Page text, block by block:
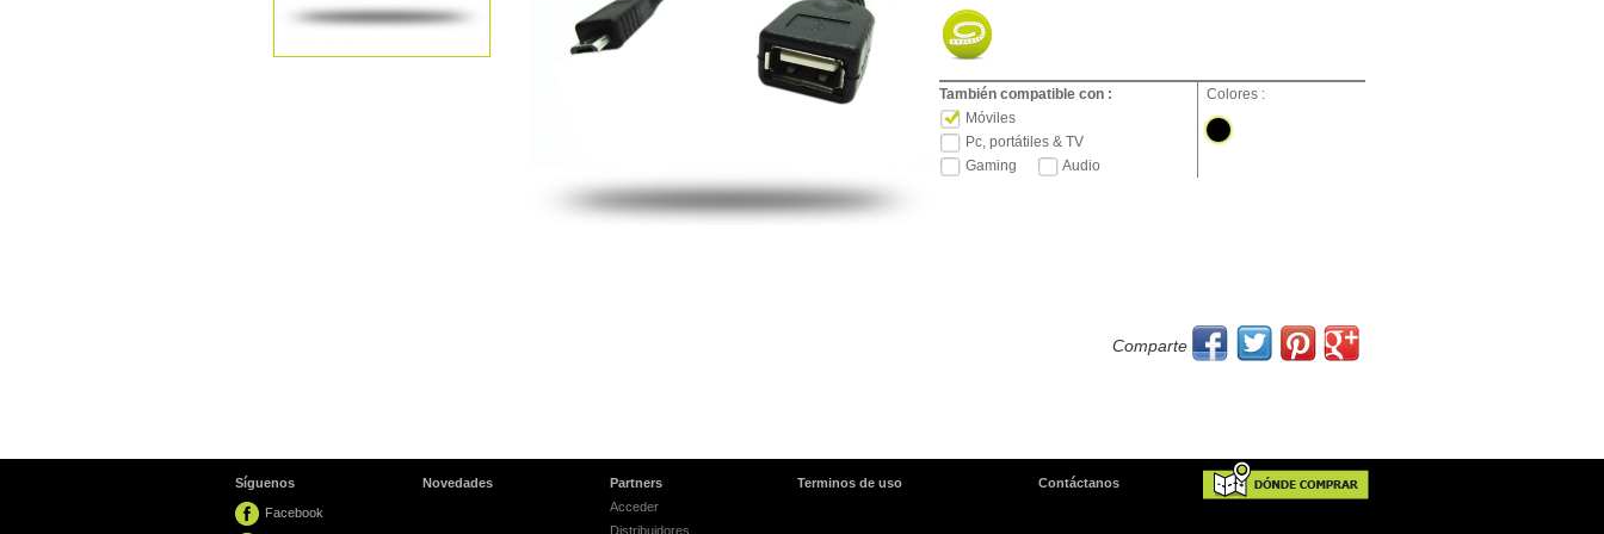
También compatible con :
Móviles
Pc, portátiles & TV
Gaming
Audio
Colores :
Comparte
Síguenos
Facebook
Novedades
Partners
Acceder
Distribuidores
Terminos de uso Contáctanos